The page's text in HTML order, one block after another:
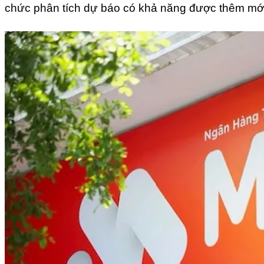
chức phân tích dự báo có khả năng được thêm